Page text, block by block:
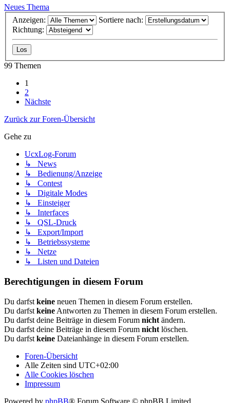
Neues Thema
Anzeigen:
Sortiere nach:
Richtung:
99 Themen
1
2
Nächste
Zurück zur Foren-Übersicht
Gehe zu
UcxLog-Forum
↳ News
↳ Bedienung/Anzeige
↳ Contest
↳ Digitale Modes
↳ Einsteiger
↳ Interfaces
↳ QSL-Druck
↳ Export/Import
↳ Betriebssysteme
↳ Netze
↳ Listen und Dateien
Berechtigungen in diesem Forum
Du darfst keine neuen Themen in diesem Forum erstellen.
Du darfst keine Antworten zu Themen in diesem Forum erstellen.
Du darfst deine Beiträge in diesem Forum nicht ändern.
Du darfst deine Beiträge in diesem Forum nicht löschen.
Du darfst keine Dateianhänge in diesem Forum erstellen.
Foren-Übersicht
Alle Zeiten sind UTC+02:00
Alle Cookies löschen
Impressum
Powered by phpBB® Forum Software © phpBB Limited